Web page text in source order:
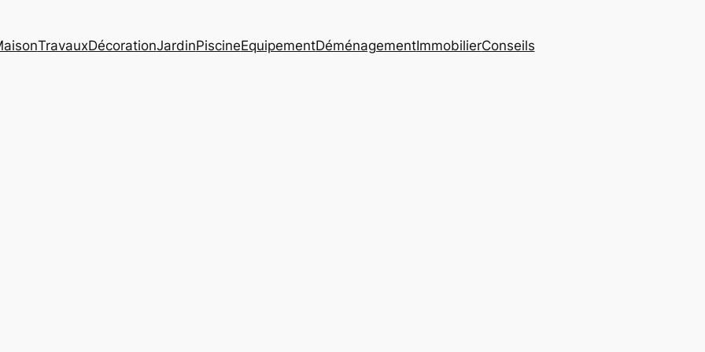
TravauxDécorationJardinPiscineEquipementDéménagementImmobilierConseils